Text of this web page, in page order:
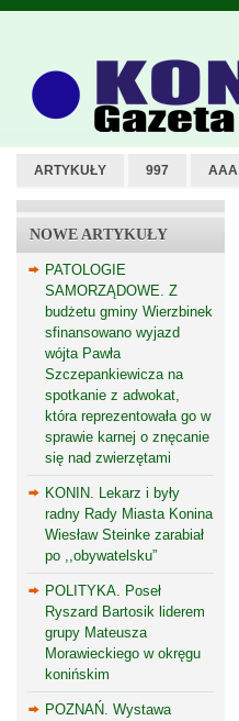
ARTYKUŁY 997 AAA
NOWE ARTYKUŁY
PATOLOGIE
SAMORZĄDOWE. Z
budżetu gminy Wierzbinek
sfinansowano wyjazd
wójta Pawła
Szczepankiewicza na
spotkanie z adwokat,
która reprezentowała go w
sprawie karnej o znęcanie
się nad zwierzętami
KONIN. Lekarz i były
radny Rady Miasta Konina
Wiesław Steinke zarabiał
po ,,obywatelsku”
POLITYKA. Poseł
Ryszard Bartosik liderem
grupy Mateusza
Morawieckiego w okręgu
konińskim
POZNAŃ. Wystawa